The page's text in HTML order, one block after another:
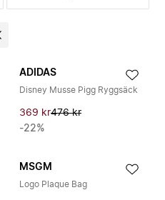
ADIDAS
Disney Musse Pigg Ryggsäck
369 kr476 kr
-22%
MSGM
Logo Plaque Bag